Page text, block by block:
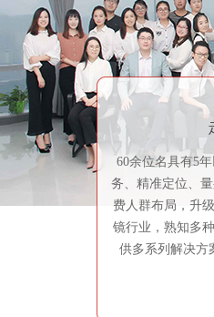
60余位名具有5
务、精准定位、
费人群布局，升
镜行业，熟知多
供多系列解决方